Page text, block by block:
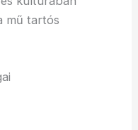
mű tartós